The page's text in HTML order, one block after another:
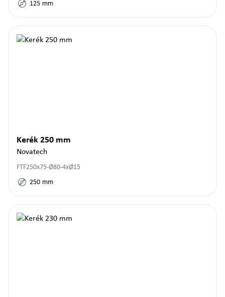
125 mm
Kerék 250 mm
Novatech
FTF250x75-Ø80-4xØ15
250 mm